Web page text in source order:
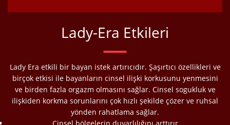
Lady-Era Etkileri
Lady Era etkili bir bayan istek artırıcıdır. Şaşırtıcı özellikleri ve
birçok etkisi ile bayanların cinsel ilişki korkusunu yenmesini
ve birden fazla orgazm olmasını sağlar. Cinsel sogukluk ve
ilişkiden korkma sorunlarını çok hızlı şekilde çözer ve ruhsal
yönden rahatlama sağlar.